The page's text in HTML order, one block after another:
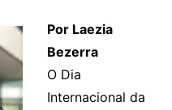
Por Laezia
Bezerra
O Dia
Internacional da